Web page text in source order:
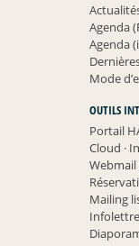
Agenda
Agenda
Mode
OUTILS
Portail
Cloud ·
Mailing